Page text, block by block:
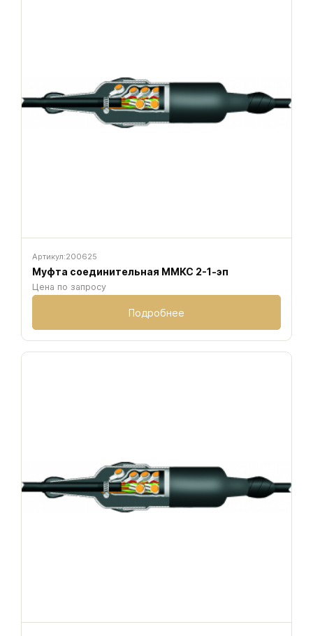
Артикул:200625
Муфта соединительная ММКС 2-1-эп
Цена по запросу
Подробнее